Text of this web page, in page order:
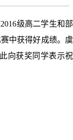
级高二学生和部
中获得好成绩。虞
向获奖同学表示祝